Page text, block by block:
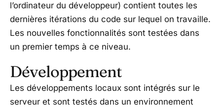
l’ordinateur du développeur) contient toutes les
dernières itérations du code sur lequel on travaille.
Les nouvelles fonctionnalités sont testées dans
un premier temps à ce niveau.
Développement
Les développements locaux sont intégrés sur le
serveur et sont testés dans un environnement